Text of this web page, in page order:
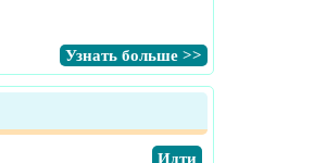
​Узнать больше >>
​Идти